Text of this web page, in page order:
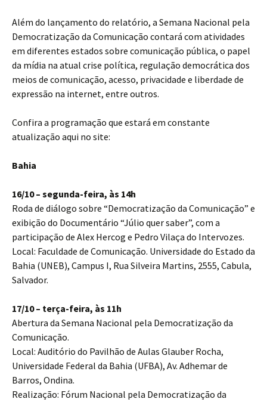
Além do lançamento do relatório, a Semana Nacional pela
Democratização da Comunicação contará com atividades
em diferentes estados sobre comunicação pública, o papel
da mídia na atual crise política, regulação democrática dos
meios de comunicação, acesso, privacidade e liberdade de
expressão na internet, entre outros.
Confira a programação que estará em constante
atualização aqui no site:
Bahia
16/10 – segunda-feira, às 14h
Roda de diálogo sobre “Democratização da Comunicação” e
exibição do Documentário “Júlio quer saber”, com a
participação de Alex Hercog e Pedro Vilaça do Intervozes.
Local: Faculdade de Comunicação. Universidade do Estado da
Bahia (UNEB), Campus I, Rua Silveira Martins, 2555, Cabula,
Salvador.
17/10 – terça-feira, às 11h
Abertura da Semana Nacional pela Democratização da
Comunicação.
Local: Auditório do Pavilhão de Aulas Glauber Rocha,
Universidade Federal da Bahia (UFBA), Av. Adhemar de
Barros, Ondina.
Realização: Fórum Nacional pela Democratização da